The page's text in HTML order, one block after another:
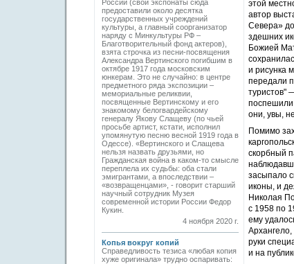
России (свои экспонаты сюда
предоставили около десятка
государственных учреждений
культуры, а главный соорганизатор
наряду с Минкультуры РФ –
Благотворительный фонд актеров),
взята строчка из песни-посвящения
Александра Вертинского погибшим в
октябре 1917 года московским
юнкерам. Это не случайно: в центре
предметного ряда экспозиции –
мемориальные реликвии,
посвященные Вертинскому и его
знакомому белогвардейскому
генералу Якову Слащеву (по чьей
просьбе артист, кстати, исполнил
упомянутую песню весной 1919 года в
Одессе). «Вертинского и Слащева
нельзя назвать друзьями, но
Гражданская война в каком-то смысле
переплела их судьбы: оба стали
эмигрантами, а впоследствии –
«возвращенцами», - говорит старший
научный сотрудник Музея
современной истории России Федор
Кукин.
4 ноября 2020 г.
Копья вокруг копий
Справедливость тезиса «любая копия
хуже оригинала» трудно оспаривать:
этой
автор
Севера»
здешних
Божией
и рисунка
передали
туристов"
поспешили
они, увы,
Помимо
скорбный
засыпало
иконы, и
Николая
с 1958 по
ему
руки
и на